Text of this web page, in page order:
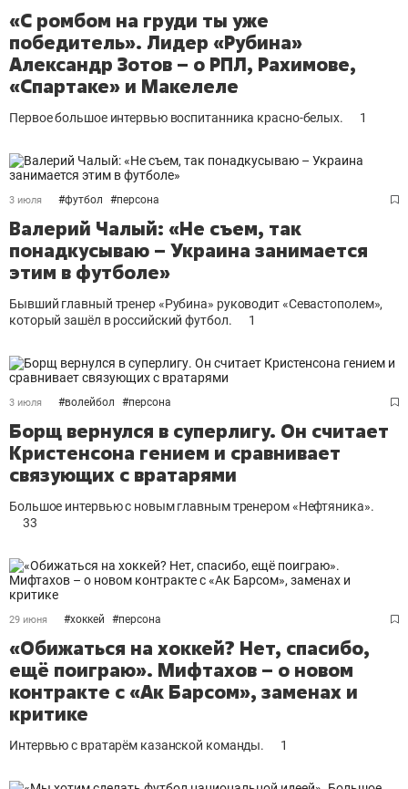
«С ромбом на груди ты уже
победитель». Лидер «Рубина»
Александр Зотов – о РПЛ, Рахимове,
«Спартаке» и Макелеле
Первое большое интервью воспитанника красно-белых. 1
3 июля #футбол #персона
Валерий Чалый: «Не съем, так
понадкусываю – Украина занимается
этим в футболе»
Бывший главный тренер «Рубина» руководит «Севастополем»,
который зашёл в российский футбол.
1
3 июля #волейбол #персона
Борщ вернулся в суперлигу. Он считает
Кристенсона гением и сравнивает
связующих с вратарями
Большое интервью с новым главным тренером «Нефтяника».
33
29 июня #хоккей #персона
«Обижаться на хоккей? Нет, спасибо,
ещё поиграю». Мифтахов – о новом
контракте с «Ак Барсом», заменах и
критике
Интервью с вратарём казанской команды. 1